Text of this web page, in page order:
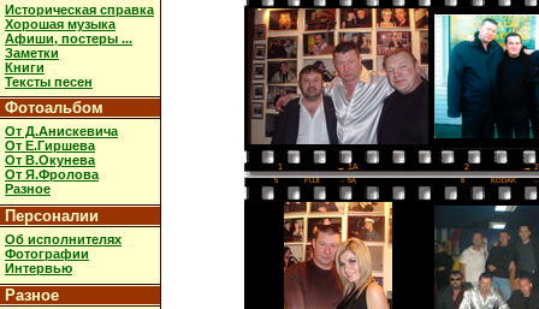
Историческая справка
Хорошая музыка
Афиши, постеры ...
Заметки
Книги
Тексты песен
Фотоальбом
От Д.Анискевича
От Е.Гиршева
От В.Окунева
От Я.Фролова
Разное
Персоналии
Об исполнителях
Фотографии
Интервью
Разное
1 → 1A 2 →
5 FUJI → 5A 6 KODAK →